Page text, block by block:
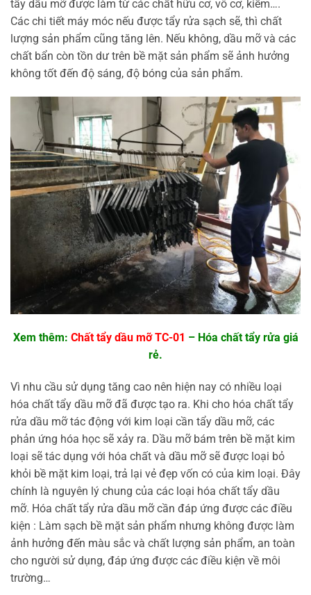
tẩy dầu mỡ được làm từ các chất hữu cơ, vô cơ, kiềm….
Các chi tiết máy móc nếu được tẩy rửa sạch sẽ, thì chất
lượng sản phẩm cũng tăng lên. Nếu không, dầu mỡ và các
chất bẩn còn tồn dư trên bề mặt sản phẩm sẽ ảnh hưởng
không tốt đến độ sáng, độ bóng của sản phẩm.
Xem thêm: Chất tẩy dầu mỡ TC-01 – Hóa chất tẩy rửa giá
rẻ.
Vì nhu cầu sử dụng tăng cao nên hiện nay có nhiều loại
hóa chất tẩy dầu mỡ đã được tạo ra. Khi cho hóa chất tẩy
rửa dầu mỡ tác động với kim loại cần tẩy dầu mỡ, các
phản ứng hóa học sẽ xảy ra. Dầu mỡ bám trên bề mặt kim
loại sẽ tác dụng với hóa chất và dầu mỡ sẽ được loại bỏ
khỏi bề mặt kim loại, trả lại vẻ đẹp vốn có của kim loại. Đây
chính là nguyên lý chung của các loại hóa chất tẩy dầu
mỡ. Hóa chất tẩy rửa dầu mỡ cần đáp ứng được các điều
kiện : Làm sạch bề mặt sản phẩm nhưng không được làm
ảnh hưởng đến màu sắc và chất lượng sản phẩm, an toàn
cho người sử dụng, đáp ứng được các điều kiện về môi
trường…